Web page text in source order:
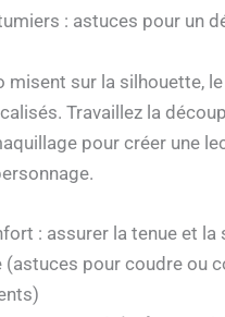
: astuces pour un
misent sur la silhouette,
Travaillez la
pour créer une
: assurer la tenue et la
(astuces pour coudre ou